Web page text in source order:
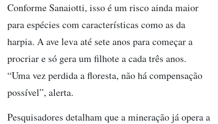
Conforme Sanaiotti, isso é um risco ainda maior
para espécies com características como as da
harpia. A ave leva até sete anos para começar a
procriar e só gera um filhote a cada três anos.
“Uma vez perdida a floresta, não há compensação
possível”, alerta.
Pesquisadores detalham que a mineração já opera a